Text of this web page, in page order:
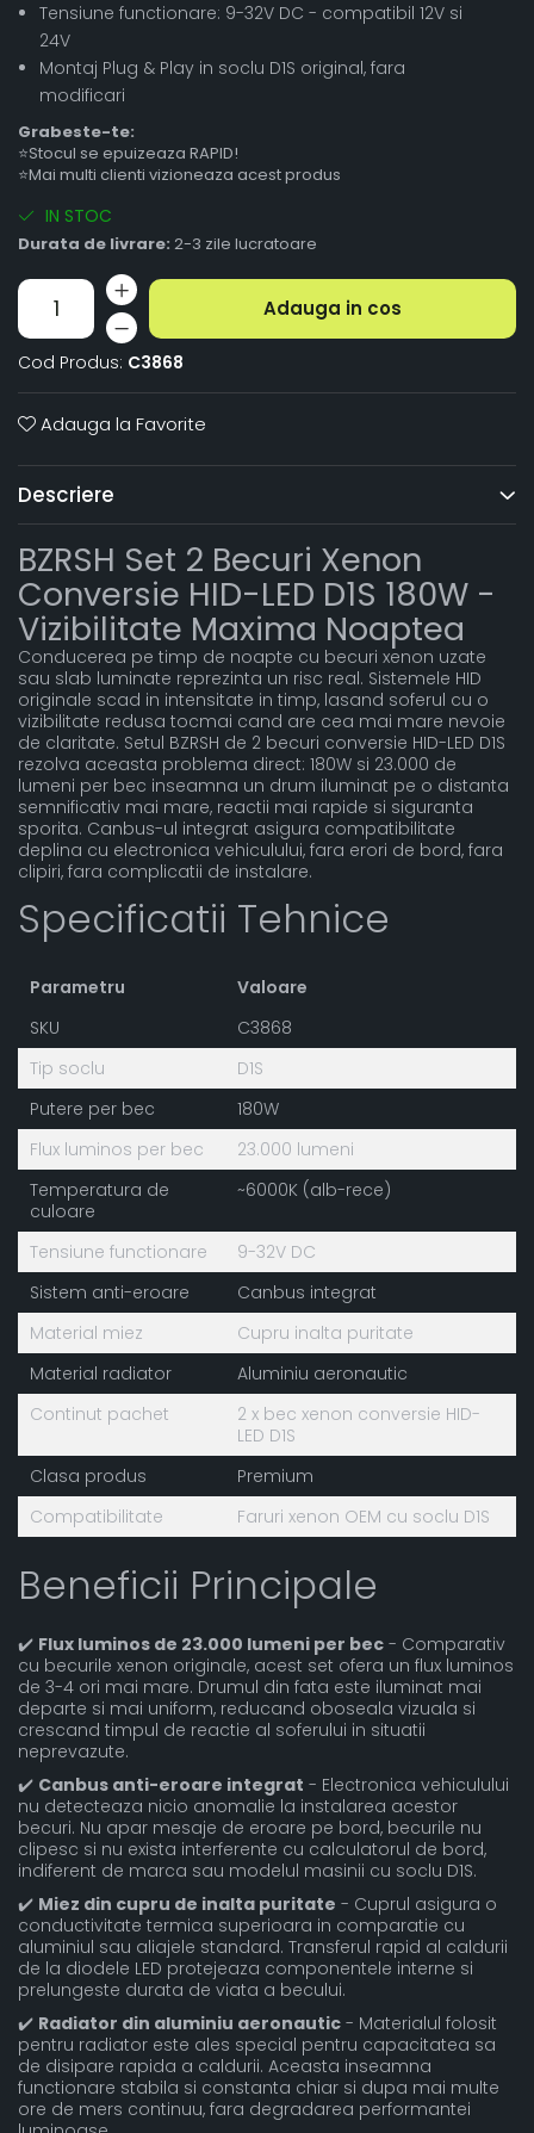
Tensiune functionare: 9-32V DC - compatibil 12V si
24V
Montaj Plug & Play in soclu D1S original, fara
modificari
Grabeste-te:
⭐Stocul se epuizeaza RAPID!
⭐Mai multi clienti vizioneaza acest produs
IN STOC
Durata de livrare: 2-3 zile lucratoare
Adauga in cos
Cod Produs: C3868
Adauga la Favorite
Descriere
BZRSH Set 2 Becuri Xenon
Conversie HID-LED D1S 180W -
Vizibilitate Maxima Noaptea
Conducerea pe timp de noapte cu becuri xenon uzate
sau slab luminate reprezinta un risc real. Sistemele HID
originale scad in intensitate in timp, lasand soferul cu o
vizibilitate redusa tocmai cand are cea mai mare nevoie
de claritate. Setul BZRSH de 2 becuri conversie HID-LED D1S
rezolva aceasta problema direct: 180W si 23.000 de
lumeni per bec inseamna un drum iluminat pe o distanta
semnificativ mai mare, reactii mai rapide si siguranta
sporita. Canbus-ul integrat asigura compatibilitate
deplina cu electronica vehiculului, fara erori de bord, fara
clipiri, fara complicatii de instalare.
Specificatii Tehnice
Parametru
Valoare
SKU
C3868
Tip soclu
D1S
Putere per bec
180W
Flux luminos per bec
23.000 lumeni
Temperatura de
culoare
~6000K (alb-rece)
Tensiune functionare
9-32V DC
Sistem anti-eroare
Canbus integrat
Material miez
Cupru inalta puritate
Material radiator
Aluminiu aeronautic
Continut pachet
2 x bec xenon conversie HID-
LED D1S
Clasa produs
Premium
Compatibilitate
Faruri xenon OEM cu soclu D1S
Beneficii Principale
✔️ Flux luminos de 23.000 lumeni per bec - Comparativ
cu becurile xenon originale, acest set ofera un flux luminos
de 3-4 ori mai mare. Drumul din fata este iluminat mai
departe si mai uniform, reducand oboseala vizuala si
crescand timpul de reactie al soferului in situatii
neprevazute.
✔️ Canbus anti-eroare integrat - Electronica vehiculului
nu detecteaza nicio anomalie la instalarea acestor
becuri. Nu apar mesaje de eroare pe bord, becurile nu
clipesc si nu exista interferente cu calculatorul de bord,
indiferent de marca sau modelul masinii cu soclu D1S.
✔️ Miez din cupru de inalta puritate - Cuprul asigura o
conductivitate termica superioara in comparatie cu
aluminiul sau aliajele standard. Transferul rapid al caldurii
de la diodele LED protejeaza componentele interne si
prelungeste durata de viata a becului.
✔️ Radiator din aluminiu aeronautic - Materialul folosit
pentru radiator este ales special pentru capacitatea sa
de disipare rapida a caldurii. Aceasta inseamna
functionare stabila si constanta chiar si dupa mai multe
ore de mers continuu, fara degradarea performantei